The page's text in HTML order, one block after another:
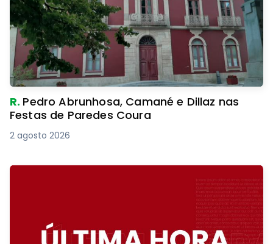
R. Pedro Abrunhosa, Camané e Dillaz nas
Festas de Paredes Coura
2 agosto 2026